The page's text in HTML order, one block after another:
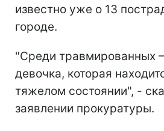
известно уже о 13
городе.
"Среди травмированных
девочка, которая
тяжелом состоянии", -
заявлении прокуратуры.